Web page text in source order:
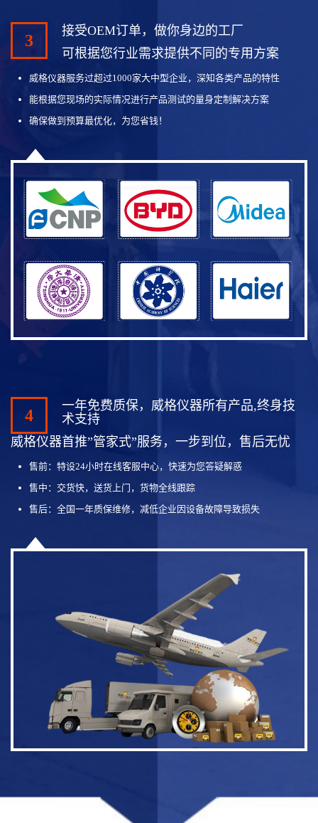
3
接受OEM订单，做你身边的工厂
可根据您行业需求提供不同的专用方案
威格仪器服务过超过1000家大中型企业，深知各类产品的特性
能根据您现场的实际情况进行产品测试的量身定制解决方案
确保做到预算最优化，为您省钱！
4
一年免费质保，威格仪器所有产品,终身技
术支持
威格仪器首推”管家式”服务，一步到位，售后无忧
售前：特设24小时在线客服中心，快速为您答疑解惑
售中：交货快，送货上门，货物全线跟踪
售后：全国一年质保维修，减低企业因设备故障导致损失